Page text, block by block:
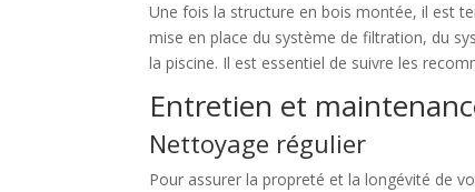
Une fois la structure en bois montée, il est
mise en place du système de filtration, du
la piscine. Il est essentiel de suivre les
Entretien et
Nettoyage régulier
Pour assurer la propreté et la longévité de